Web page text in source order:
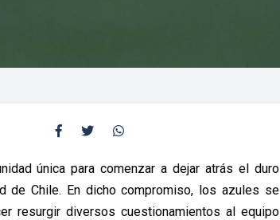
única para comenzar a dejar atrás el duro
de Chile. En dicho compromiso, los azules se
resurgir diversos cuestionamientos al equipo